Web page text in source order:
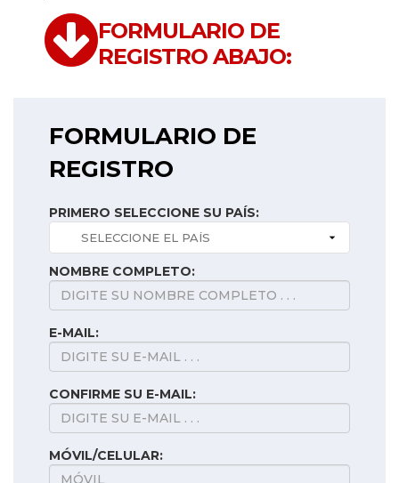
FORMULARIO DE
REGISTRO ABAJO:
FORMULARIO DE
REGISTRO
PRIMERO SELECCIONE SU PAÍS:
NOMBRE COMPLETO:
E-MAIL:
CONFIRME SU E-MAIL:
MÓVIL/CELULAR: